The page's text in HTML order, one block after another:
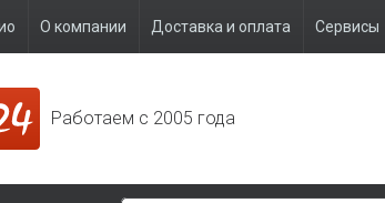
О компании Доставка и оплата Сервисы
Работаем с 2005 года